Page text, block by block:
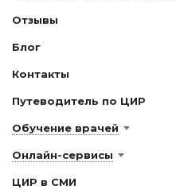
Отзывы
Блог
Контакты
Путеводитель по ЦИР
Обучение врачей
Онлайн-сервисы
ЦИР в СМИ